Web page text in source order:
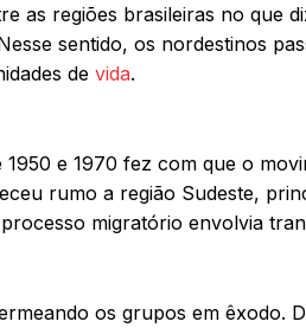
as regiões brasileiras no que
sentido, os nordestinos
de vida.
e 1970 fez com que o
rumo a região Sudeste,
migratório envolvia
os grupos em êxodo.